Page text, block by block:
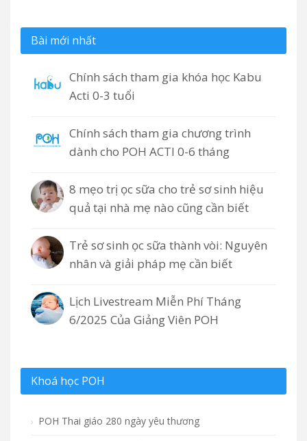
Bài mới nhất
Chính sách tham gia khóa học Kabu
Acti 0-3 tuổi
Chính sách tham gia chương trình
dành cho POH ACTI 0-6 tháng
8 mẹo trị ọc sữa cho trẻ sơ sinh hiệu
quả tại nhà mẹ nào cũng cần biết
Trẻ sơ sinh ọc sữa thành vòi: Nguyên
nhân và giải pháp mẹ cần biết
Lịch Livestream Miễn Phí Tháng
6/2025 Của Giảng Viên POH
Khoá học POH
POH Thai giáo 280 ngày yêu thương